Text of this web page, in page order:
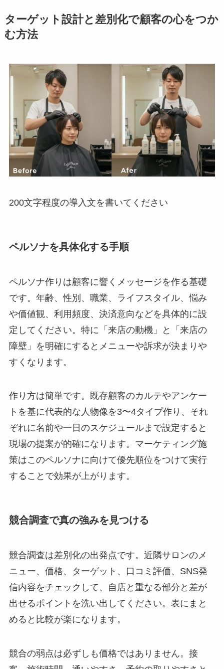
ターゲット設計と差別化で顧客の心をつか
む方法
200文字程度の導入文を書いてください
ペルソナを具体化する手順
ペルソナ作りは顧客に響くメッセージを作る基礎
です。年齢、性別、職業、ライフスタイル、悩み
や価値観、利用頻度、決済意向などを具体的に設
定してください。特に「来店の動機」と「来店の
障壁」を明確にするとメニューや訴求が決まりや
すくなります。
作り方は簡単です。既存顧客のカルテやアンケー
トを基に代表的な人物像を3〜4タイプ作り、それ
ぞれに名前や一日のスケジュールまで設定すると
現場の提案が的確になります。マーケティング施
策はこのペルソナに向けて優先順位をつけて実行
することで効果が上がります。
競合調査で真の強みを見つける
競合調査は差別化の出発点です。近隣サロンのメ
ニュー、価格、ターゲット、口コミ評価、SNS発
信内容をチェックして、自店と重なる部分と差が
出せるポイントを洗い出してください。表にまと
めると比較が楽になります。
競合の弱点は必ずしも価格ではありません。接